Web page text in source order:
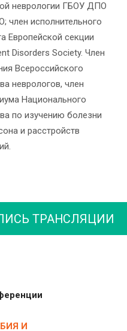
неврологии ГБОУ ДПО
член исполнительного
Европейской секции
Disorders Society. Член
Всероссийского
неврологов, член
Национального
по изучению болезни
и расстройств
ТРАНСЛЯЦИИ
И